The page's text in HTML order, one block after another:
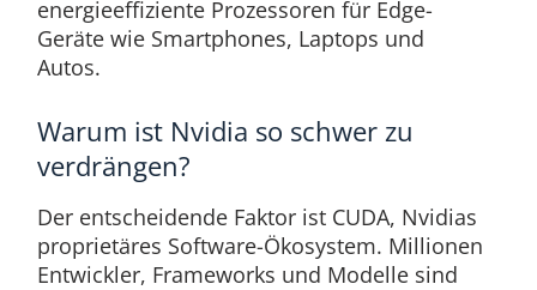
energieeffiziente Prozessoren für Edge-
Geräte wie Smartphones, Laptops und
Autos.
Warum ist Nvidia so schwer zu
verdrängen?
Der entscheidende Faktor ist CUDA, Nvidias
proprietäres Software-Ökosystem. Millionen
Entwickler, Frameworks und Modelle sind